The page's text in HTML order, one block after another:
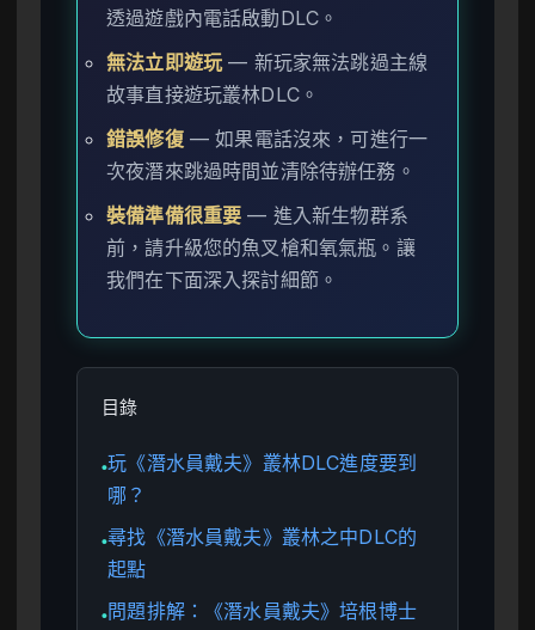
透過遊戲內電話啟動DLC。
無法立即遊玩— 新玩家無法跳過主線
故事直接遊玩叢林DLC。
錯誤修復— 如果電話沒來，可進行一
次夜潛來跳過時間並清除待辦任務。
裝備準備很重要 — 進入新生物群系
前，請升級您的魚叉槍和氧氣瓶。讓
我們在下面深入探討細節。
目錄
●玩《潛水員戴夫》叢林DLC進度要到
哪？
●尋找《潛水員戴夫》叢林之中DLC的
起點
● 問題排解：《潛水員戴夫》培根博士